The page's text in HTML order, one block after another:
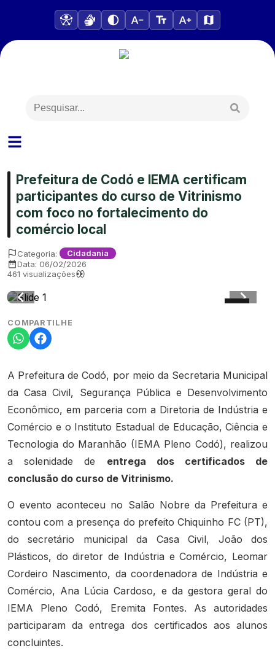
Prefeitura de Codó e IEMA certificam
participantes do curso de Vitrinismo
com foco no fortalecimento do
comércio local
Categoria: Cidadania
Data: 06/02/2026
461 visualizações
COMPARTILHE
A Prefeitura de Codó, por meio da Secretaria Municipal
da Casa Civil, Segurança Pública e Desenvolvimento
Econômico, em parceria com a Diretoria de Indústria e
Comércio e o Instituto Estadual de Educação, Ciência e
Tecnologia do Maranhão (IEMA Pleno Codó), realizou
a solenidade de entrega dos certificados de
conclusão do curso de Vitrinismo.
O evento aconteceu no Salão Nobre da Prefeitura e
contou com a presença do prefeito Chiquinho FC (PT),
do secretário municipal da Casa Civil, João dos
Plásticos, do diretor de Indústria e Comércio, Leomar
Cordeiro Nascimento, da coordenadora de Indústria e
Comércio, Ana Lúcia Cardoso, e da gestora geral do
IEMA Pleno Codó, Eremita Fontes. As autoridades
participaram da entrega dos certificados aos alunos
concluintes.